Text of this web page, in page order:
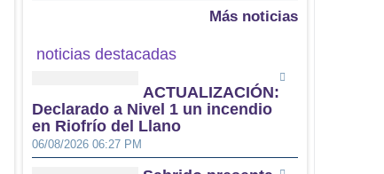
Más noticias
noticias destacadas
ACTUALIZACIÓN:
Declarado a Nivel 1 un incendio
en Riofrío del Llano
06/08/2026 06:27 PM